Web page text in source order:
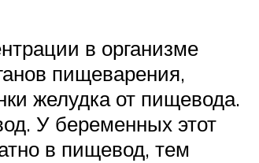
в организме
пищеварения,
желудка от пищевода.
У беременных этот
в пищевод, тем